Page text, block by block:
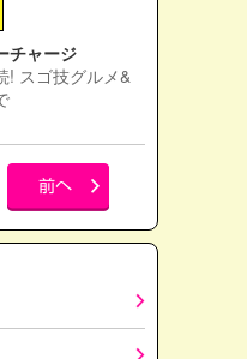
チャージ
! スゴ技グルメ&